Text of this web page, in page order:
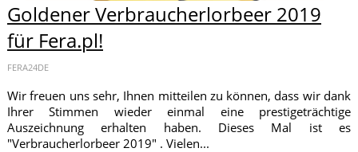
Goldener Verbraucherlorbeer 2019
für Fera.pl!
FERA24DE
Wir freuen uns sehr, Ihnen mitteilen zu können, dass wir dank
Ihrer Stimmen wieder einmal eine prestigeträchtige
Auszeichnung erhalten haben. Dieses Mal ist es
"Verbraucherlorbeer 2019" . Vielen...